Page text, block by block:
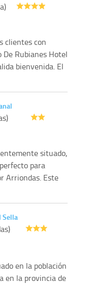
clientes con
Rubianes Hotel
bienvenida. El
situado,
para
Arriondas. Este
Sella
en la población
en la provincia de